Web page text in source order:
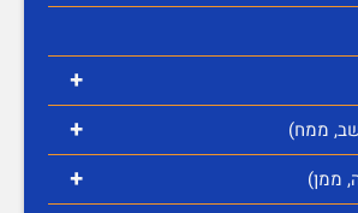
+
+ ממח)
+
ממן)